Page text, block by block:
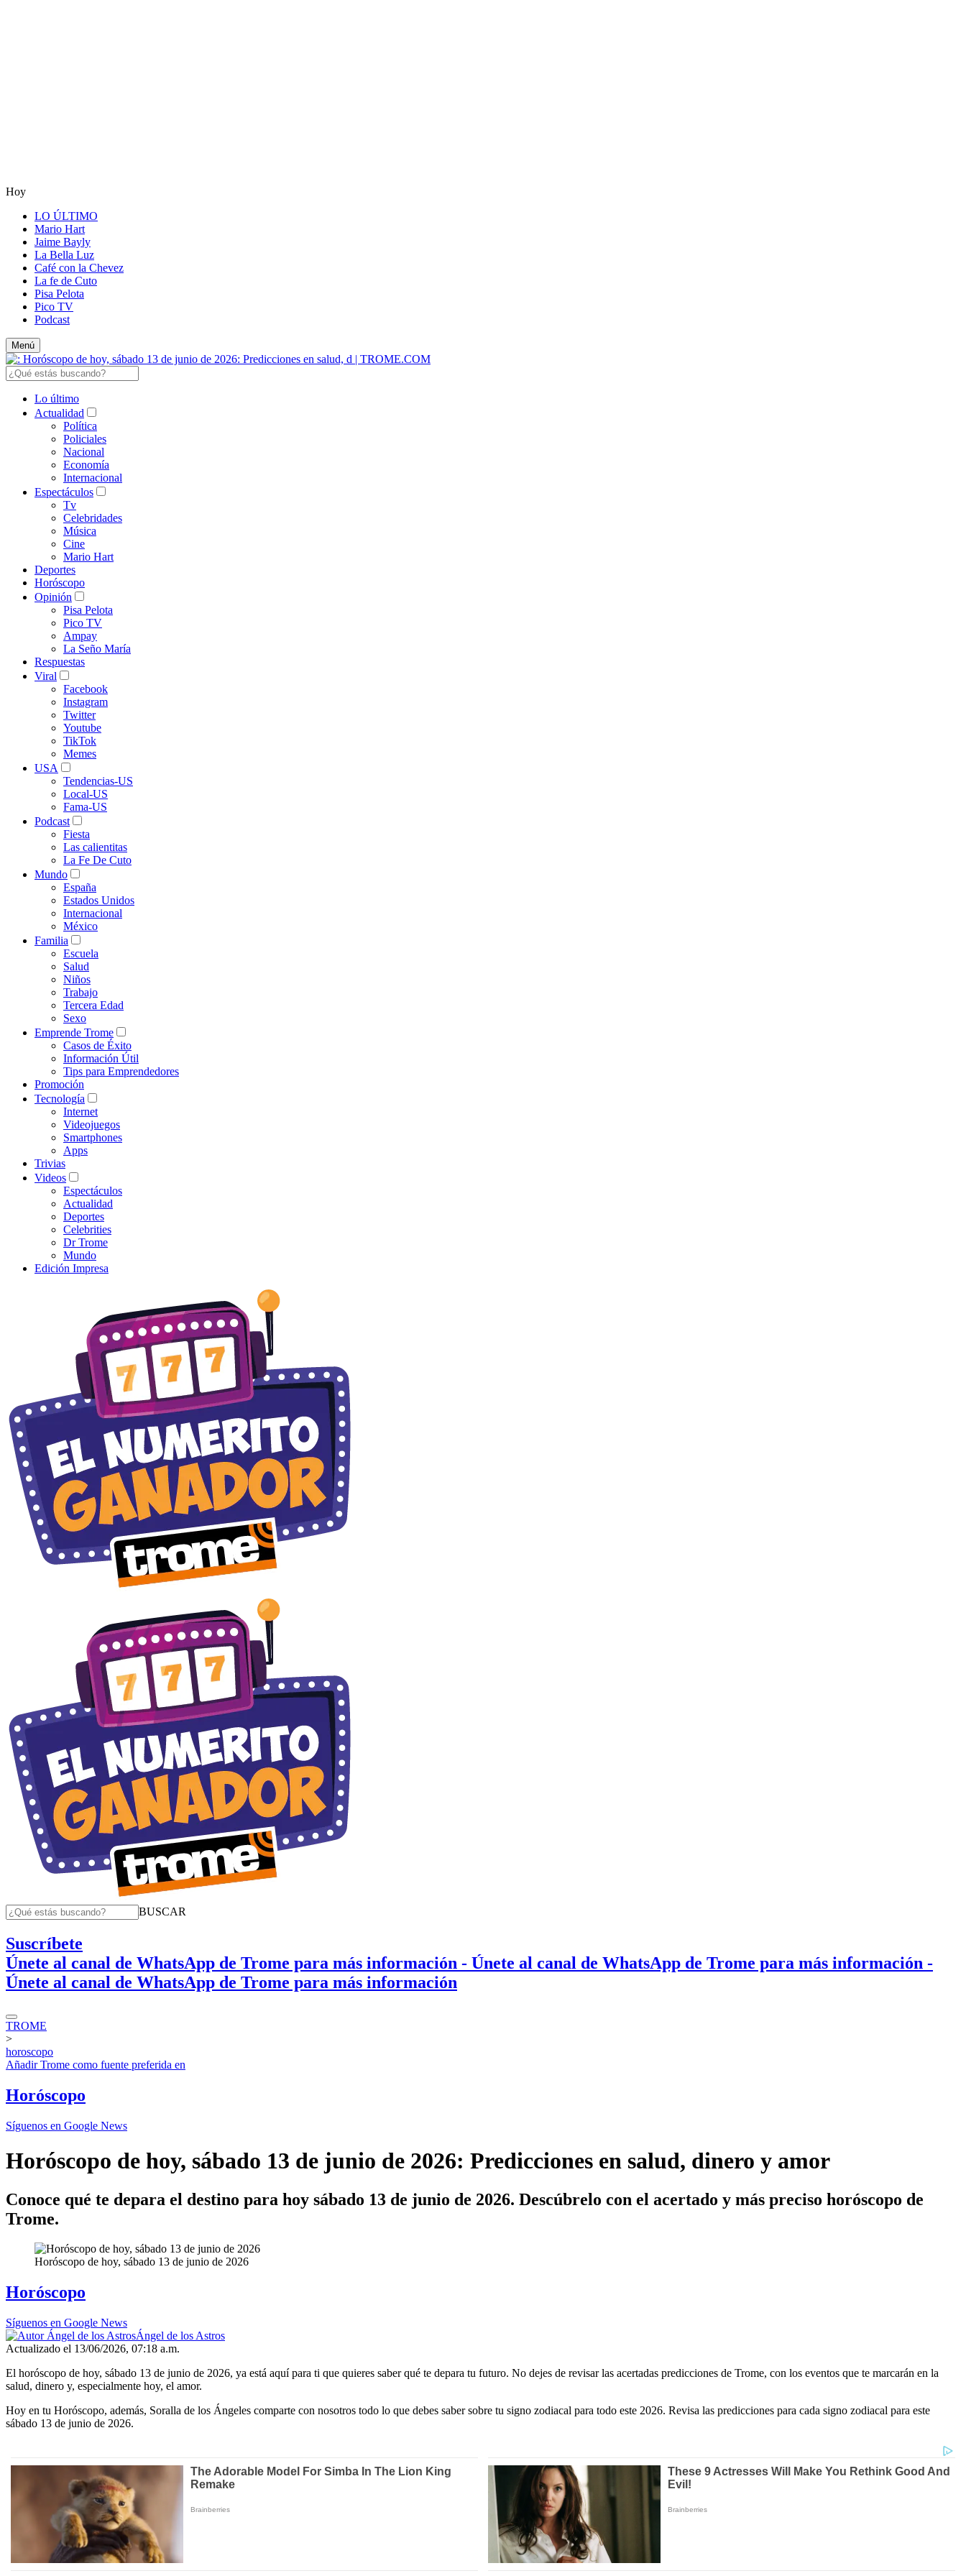
Hoy
LO ÚLTIMO
Mario Hart
Jaime Bayly
La Bella Luz
Café con la Chevez
La fe de Cuto
Pisa Pelota
Pico TV
Podcast
Menú
Lo último
Actualidad
Política
Policiales
Nacional
Economía
Internacional
Espectáculos
Tv
Celebridades
Música
Cine
Mario Hart
Deportes
Horóscopo
Opinión
Pisa Pelota
Pico TV
Ampay
La Seño María
Respuestas
Viral
Facebook
Instagram
Twitter
Youtube
TikTok
Memes
USA
Tendencias-US
Local-US
Fama-US
Podcast
Fiesta
Las calientitas
La Fe De Cuto
Mundo
España
Estados Unidos
Internacional
México
Familia
Escuela
Salud
Niños
Trabajo
Tercera Edad
Sexo
Emprende Trome
Casos de Éxito
Información Útil
Tips para Emprendedores
Promoción
Tecnología
Internet
Videojuegos
Smartphones
Apps
Trivias
Videos
Espectáculos
Actualidad
Deportes
Celebrities
Dr Trome
Mundo
Edición Impresa
BUSCAR
Suscríbete
Únete al canal de WhatsApp de Trome para más información - Únete al canal de WhatsApp de Trome para más información -
Únete al canal de WhatsApp de Trome para más información
TROME
>
horoscopo
AñadirTrome como fuente preferida en
Horóscopo
Síguenos en Google News
Horóscopo de hoy, sábado 13 de junio de 2026: Predicciones en salud, dinero y amor
Conoce qué te depara el destino para hoy sábado 13 de junio de 2026. Descúbrelo con el acertado y más preciso horóscopo de
Trome.
Horóscopo de hoy, sábado 13 de junio de 2026
Horóscopo
Síguenos en Google News
Ángel de los Astros
Actualizado el 13/06/2026, 07:18 a.m.
El horóscopo de hoy, sábado 13 de junio de 2026, ya está aquí para ti que quieres saber qué te depara tu futuro. No dejes de revisar las acertadas predicciones de Trome, con los eventos que te marcarán en la
salud, dinero y, especialmente hoy, el amor.
Hoy en tu Horóscopo, además, Soralla de los Ángeles comparte con nosotros todo lo que debes saber sobre tu signo zodiacal para todo este 2026. Revisa las predicciones para cada signo zodiacal para este
sábado 13 de junio de 2026.